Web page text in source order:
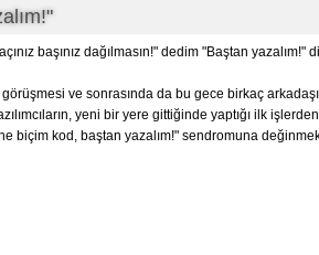
başınız dağılmasın!" dedim "Baştan yazalım!"
ve sonrasında da bu gece birkaç
yeni bir yere gittiğinde yaptığı ilk
biçim kod, baştan yazalım!" sendromuna